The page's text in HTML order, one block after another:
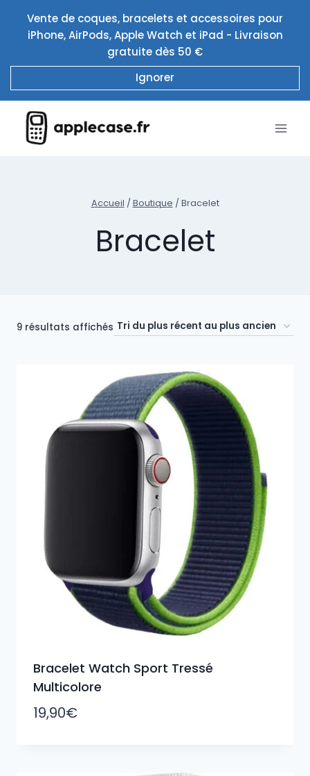
contenu
Vente de coques, bracelets et accessoires pour
iPhone, AirPods, Apple Watch et iPad - Livraison
gratuite dès 50 €
Ignorer
Accueil / Boutique / Bracelet
Bracelet
9 résultats affichés Trié
récent
au
plus
ancien
Bracelet Watch Sport Tressé
Multicolore
19,90€